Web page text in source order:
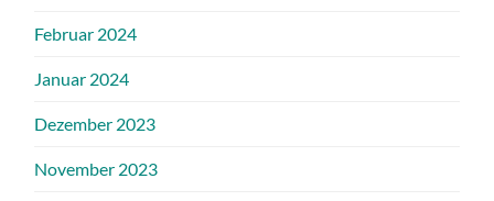
Februar 2024
Januar 2024
Dezember 2023
November 2023